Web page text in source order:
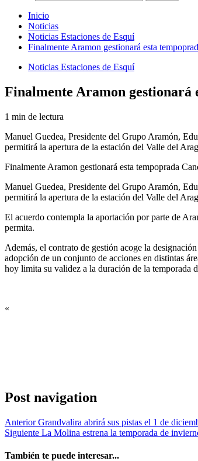
Inicio
Noticias
Noticias Estaciones de Esquí
Finalmente Aramon gestionará esta
Noticias Estaciones de Esquí
Finalmente Aramon gestionará
1 min de lectura
Manuel Guedea, Presidente del Grupo Aramón,
permitirá la apertura de la estación del Valle del
Finalmente Aramon gestionará esta tempoprada
Manuel Guedea, Presidente del Grupo Aramón,
permitirá la apertura de la estación del Valle del
El acuerdo contempla la aportación por parte de
permita.
Además, el contrato de gestión acoge la
adopción de un conjunto de acciones en distintas
hoy limita su validez a la duración de la temporada
«
Post navigation
AnteriorGrandvalira abrirá sus pistas el 1 de
Siguiente La Molina estrena la temporada de
También te puede interesar...